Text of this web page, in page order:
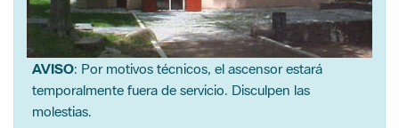
AVISO: Por motivos técnicos, el ascensor estará
temporalmente fuera de servicio. Disculpen las
molestias.